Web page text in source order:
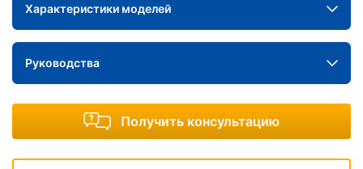
Характеристики моделей
Руководства
Получить консультацию